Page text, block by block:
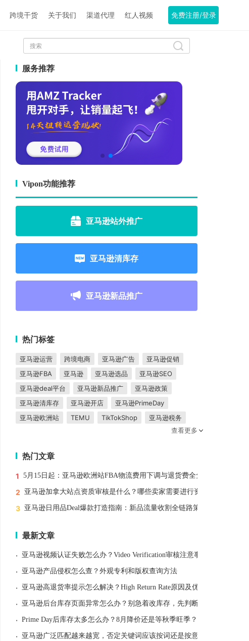
跨境干货 关于我们 渠道代理 红人视频 免费注册/登录
服务推荐
Vipon功能推荐
亚马逊站外推广
亚马逊清库存
亚马逊新品推广
热门标签
亚马逊运营 跨境电商 亚马逊广告
亚马逊促销
亚马逊FBA
亚马逊 亚马逊选品
亚马逊SEO
亚马逊deal平台
亚马逊新品推广
亚马逊政策
亚马逊清库存
亚马逊开店
亚马逊PrimeDay
亚马逊欧洲站
TEMU TikTokShop
亚马逊税务
东南亚市场
DeepSeek
亚马逊站外推广体系课
亚马逊春季大促
Deal平台
亚马逊选品思路
亚马逊旺季 亚马逊BD
站外引流
选品策略
Deal站 PrimeDay
站外促销
查看更多
热门文章
1 5月15日起：亚马逊欧洲站FBA物流费用下调与退货费全免解读
2 亚马逊加拿大站点资质审核是什么？哪些卖家需要进行资质审核？
3 亚马逊日用品Deal爆款打造指南：新品流量收割全链路策略
最新文章
· 亚马逊视频认证失败怎么办？Video Verification审核注意事项
· 亚马逊产品侵权怎么查？外观专利和版权查询方法
· 亚马逊高退货率提示怎么解决？High Return Rate原因及优化方法
· 亚马逊后台库存页面异常怎么办？别急着改库存，先判断是不是系统故障
· Prime Day后库存太多怎么办？8月降价还是等秋季旺季？
· 亚马逊广泛匹配越来越宽，否定关键词应该按词还是按意图？